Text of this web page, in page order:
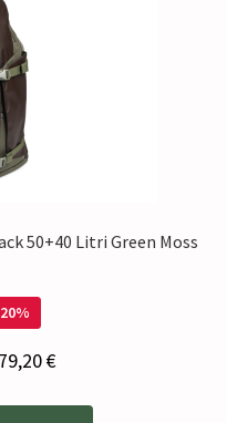
50+40 Litri Green Moss
€Il